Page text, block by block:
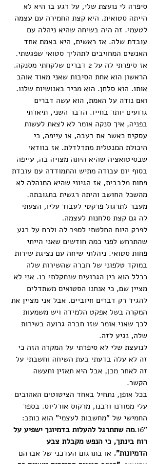
סיפרה לי נועצת שלי, על רגע בו היא לא
הייתה סטואית. היא קצת החמירה עם עצמה
לטעמי. זה היה בשיחה שהיא ניהלה עם
עובדת שלה. אז ראשית, היא באמת אחד
האנשים המחויבים לתהליך סטואי שפגשתי.
אז סיפרתי לה על 2 דברים שלקחתי מסנקה.
הראשון הוא אחת הסיבות שאני מאוד אוהב
אותו. הוא סלחן. הוא מכיר באנושיות שלנו.
ואם נודה על האמת, הוא עשה דברים
גרועים יותר בחייו. הדבר השני, תיארתי
בפניה, איך סנקה אומר לא לצאת לעשות
עסקים כאשר את רעבה, או עייפה, כי
היכולת המנטלית מתדלדלת. אז בוודאי
שבסיטואציה שהיא היתה מצויה בה, עייפה
בסוף יום עבודה מתיש והתמודדה עם עובדת
פחות מלבבית, אז הגיוני שהיא התנהלה לא
מהשכל החושב והיתה רגשית בתגובתה.
מעבר לתרגול פרקטי לעבוד עליו, הצעתי
לה גם קצת סלחנות לעצמה.
לפרק היום החלטתי לספר לה ולכם על רגע
שהתרחש לפני כמה חודשים שאני הייתי
פחות סטואי. ניהלתי שיחה עם נציגת שירות
במוקד טלפוני של חברה שהשירות שלה
ככלל הוא בין הגרועים שנתקלתי בו. אני לא
מציין שם, כי אנחנו הסטואים משתדלים
להגיד רק דברים חיוביים. אבל אני מציין את
המקרה בשל אפקט הלמידה ויש משמעות
לכך שאני אומר שזו חברה גרועה בשירות
שלה, נגיע לזה.
לנועצת שלי לא סיפרתי על המקרה הזה כי
זה לא עלה בדעתי בעת השיחה וחשבתי על
זה לאחר מכן, אבל היא תאזין ותעשה
הקשר.
בכל אופן, נתחיל באחד הציטוטים האהובים
עלי ממורנו ורבנו, מרקוס אורליוס. בספר
החמישי של "מחשבות לעצמי" הוא כותב:
"16.
מה שתתרגל להעלות בדמיונך ישפיע על
רוח בינתך, כי הנפש מקבלת צבע
הדמיונות". או בתרגום העדכני של אברהם